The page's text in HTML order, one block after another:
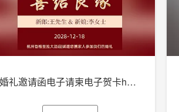
婚礼邀请函电子请柬电子贺卡h5制作